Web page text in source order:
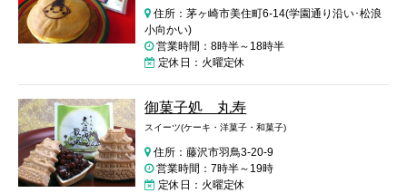
住所：茅ヶ崎市美住町6-14(学園通り沿い･松浪
小向かい)
営業時間：8時半～18時半
定休日：火曜定休
御菓子処 丸寿
スイーツ(ケーキ・洋菓子・和菓子)
住所：藤沢市羽鳥3-20-9
営業時間：7時半～19時
定休日：火曜定休